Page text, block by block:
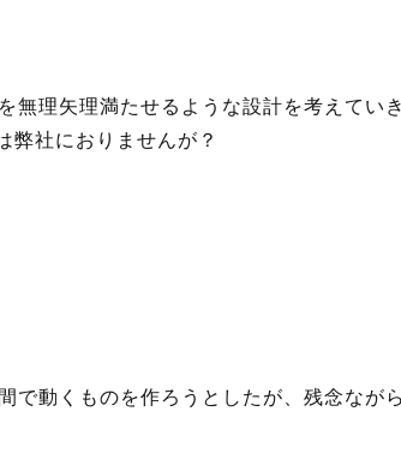
無理矢理満たせるような設計を考えて
社におりませんが？
で動くものを作ろうとしたが、残念なが